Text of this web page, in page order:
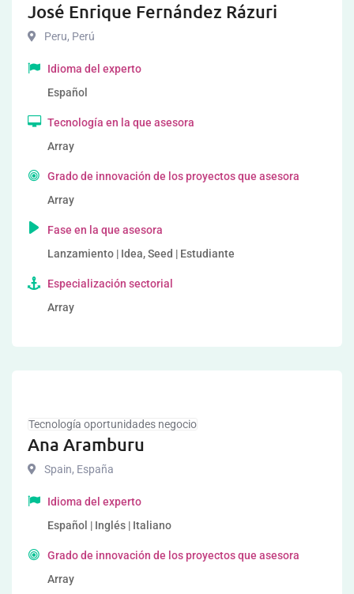
José Enrique Fernández Rázuri
Peru, Perú
Idioma del experto
Español
Tecnología en la que asesora
Array
Grado de innovación de los proyectos que asesora
Array
Fase en la que asesora
Lanzamiento | Idea, Seed | Estudiante
Especialización sectorial
Array
Tecnología oportunidades negocio
Ana Aramburu
Spain, España
Idioma del experto
Español | Inglés | Italiano
Grado de innovación de los proyectos que asesora
Array